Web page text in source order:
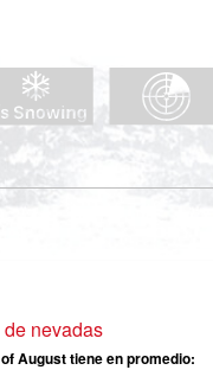
nevadas
August tiene en promedio: